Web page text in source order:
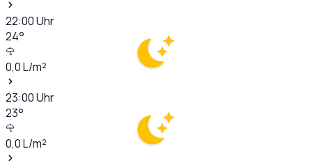
22:00Uhr
24°
0,0L/m²
23:00Uhr
23°
0,0L/m²